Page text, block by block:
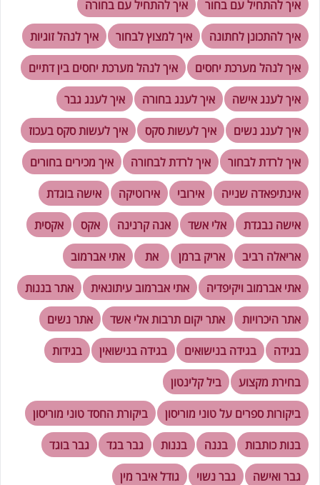
איך להתחיל עם בחור
איך להתחיל עם בחורה
איך להתכונן לחתונה
איך למצוץ לבחור
איך לנהל זוגיות
איך לנהל מערכת יחסים
איך לנהל מערכת יחסים בין דתיים
איך לענג אישה
איך לענג בחורה
איך לענג גבר
איך לענג נשים
איך לעשות סקס
איך לעשות סקס בעכוז
איך לרדת לבחור
איך לרדת לבחורה
איך מכירים בחורים
אינתיפאדה שנייה
אירובי אירוטיקה
אישה בוגדת
אישה נבגדת
אלי אשד אנה קרנינה אקס
אקסית
אריאלה רביב
אריק ברמן את
אתי אברמוב
אתי אברמוב ויקיפדיה
אתי אברמוב עיתונאית
אתר בננות
אתר היכרויות
אתר יקום תרבות אלי אשד
אתר נשים
בגידה
בגידה בנישואים בגידה בנישואין
בגידות
בחירת מקצוע
ביל קלינטון
ביקורות ספרים על טוני מוריסון
ביקורת החסד טוני מוריסון
בנות כותבות
בננה בננות גבר בגד
גבר בוגד
גבר ואישה
גבר נשוי
גודל איבר מין